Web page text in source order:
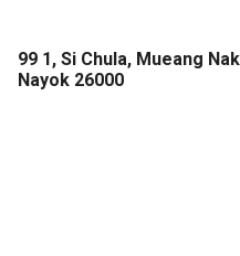
99 1, Si Chula, Mueang
Nayok 26000